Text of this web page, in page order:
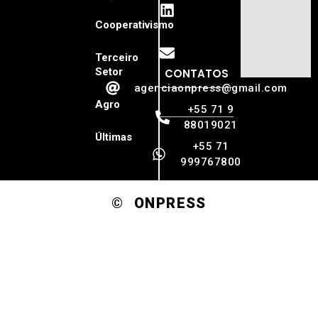
Cooperativismo
Terceiro
Setor
Agro
Últimas
CONTATOS
agenciaonpress@gmail.com
+55 71 9
88019021
+55 71
999767800
© ONPRESS